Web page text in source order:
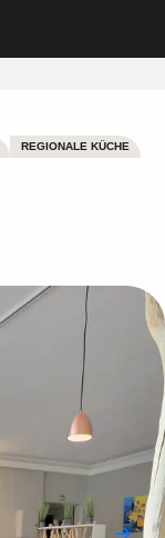
REGIONALE KÜCHE